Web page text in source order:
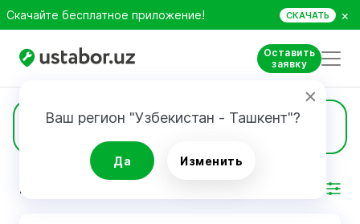
Скачайте бесплатное приложение! СКАЧАТЬ ×
Оставить
заявку
Ваш регион "Узбекистан - Ташкент"?
Да Изменить
Сантехники 74
РЕЗУЛЬТАТ